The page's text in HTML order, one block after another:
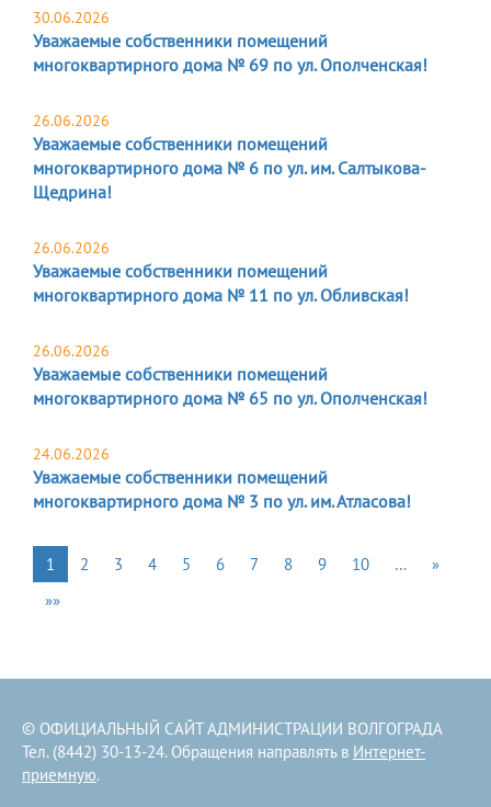
30.06.2026
Уважаемые собственники помещений
многоквартирного дома № 69 по ул. Ополченская!
26.06.2026
Уважаемые собственники помещений
многоквартирного дома № 6 по ул. им. Салтыкова-
Щедрина!
26.06.2026
Уважаемые собственники помещений
многоквартирного дома № 11 по ул. Обливская!
26.06.2026
Уважаемые собственники помещений
многоквартирного дома № 65 по ул. Ополченская!
24.06.2026
Уважаемые собственники помещений
многоквартирного дома № 3 по ул. им. Атласова!
1 2 3 4 5 6 7 8 9 10 …
»
»»
© ОФИЦИАЛЬНЫЙ САЙТ АДМИНИСТРАЦИИ ВОЛГОГРАДА
Тел. (8442) 30-13-24. Обращения направлять в Интернет-
приемную.